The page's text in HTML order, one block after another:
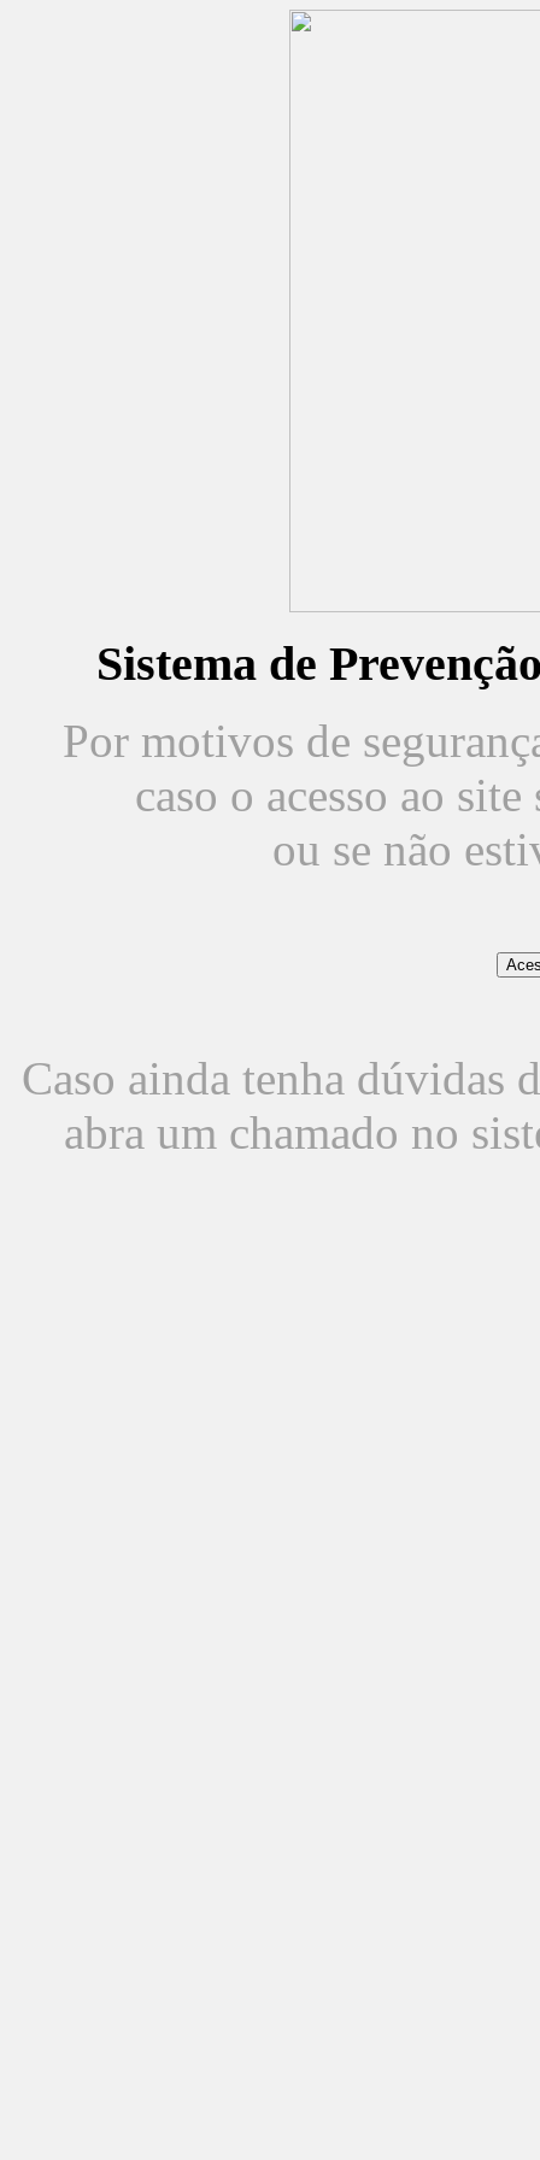
Sistema de
Por motivos de
caso o acesso ao
ou se não
Caso ainda tenha dúvidas
abra um chamado no